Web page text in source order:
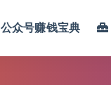
公众号赚钱宝典